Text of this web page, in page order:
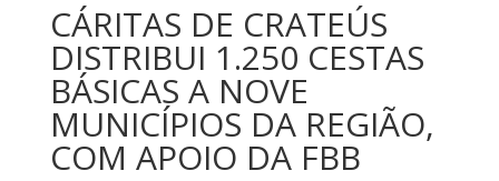
CÁRITAS DE CRATEÚS
DISTRIBUI 1.250 CESTAS
BÁSICAS A NOVE
MUNICÍPIOS DA REGIÃO,
COM APOIO DA FBB